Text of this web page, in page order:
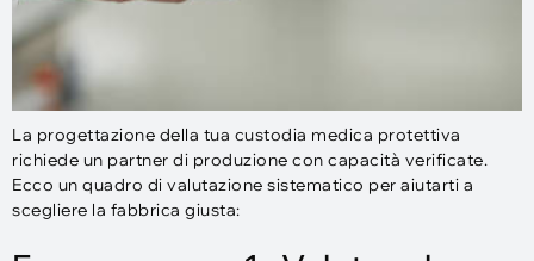
La progettazione della tua custodia medica protettiva
richiede un partner di produzione con capacità verificate.
Ecco un quadro di valutazione sistematico per aiutarti a
scegliere la fabbrica giusta: